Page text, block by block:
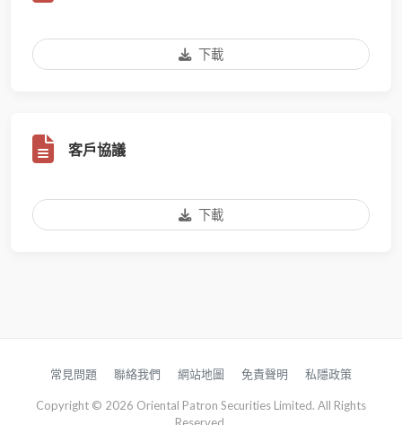
下載
客戶協議
下載
常見問題 聯絡我們 網站地圖 免責聲明 私隱政策
Copyright © 2026 Oriental Patron Securities Limited. All Rights